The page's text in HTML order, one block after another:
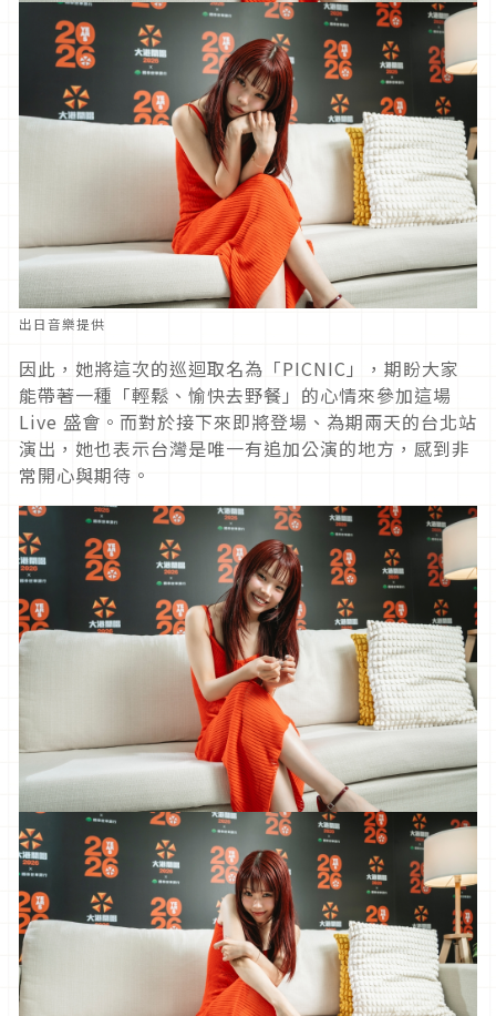
出日音樂提供
因此，她將這次的巡迴取名為「PICNIC」，期盼大家
能帶著一種「輕鬆、愉快去野餐」的心情來參加這場
Live 盛會。而對於接下來即將登場、為期兩天的台北站
演出，她也表示台灣是唯一有追加公演的地方，感到非
常開心與期待。